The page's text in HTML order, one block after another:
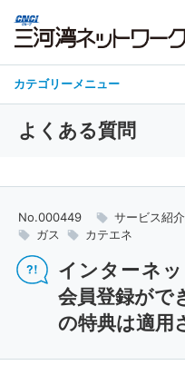
カテゴリーメニュー
よくある質問
No.000449 サービス紹介
ガス
カテエネ
インターネ
会員登録がで
の特典は適用